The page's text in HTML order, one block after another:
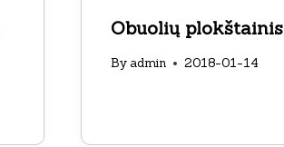
Obuolių plokštainis
By admin 2018-01-14